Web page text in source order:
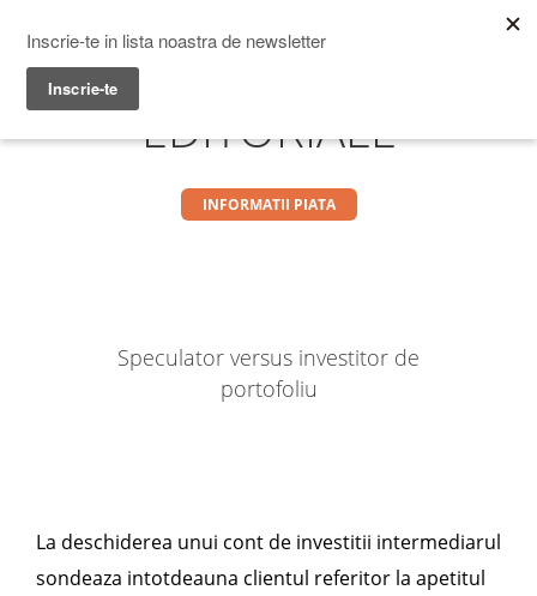
Menu
Prime Transaction
EDITORIALE
INFORMATII PIATA
Speculator versus investitor de
portofoliu
La deschiderea unui cont de investitii intermediarul
sondeaza intotdeauna clientul referitor la apetitul